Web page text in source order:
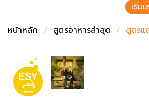
เริ่ม
หน้าหลัก
สูตรอาหารล่าสุด สูตรแ